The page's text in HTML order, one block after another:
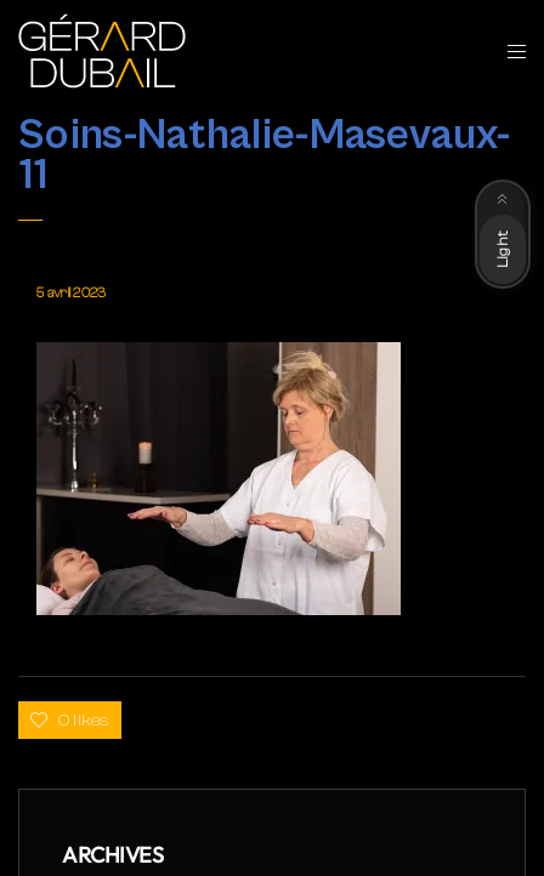
Soins-Nathalie-Masevaux-
11
5 avril 2023
0 likes
ARCHIVES
Light
Dark